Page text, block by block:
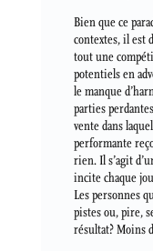
Bien que ce
contextes, il est
tout une
potentiels en
le manque
parties
vente dans
performante
rien. Il s’agit
incite chaque
Les personnes
pistes ou, pire,
résultat? Moins